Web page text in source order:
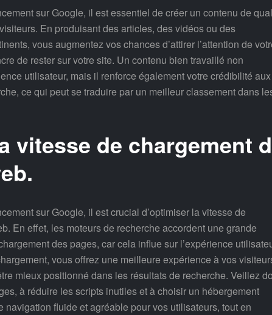
sur Google, il est essentiel de créer un contenu de
En produisant des articles, des vidéos ou des
vous augmentez vos chances d’attirer l’attention de
de rester sur votre site. Un contenu bien travaillé non
utilisateur, mais il renforce également votre crédibilité aux
ce qui peut se traduire par un meilleur classement dans
vitesse de chargement
sur Google, il est crucial d’optimiser la vitesse de
En effet, les moteurs de recherche accordent une grande
des pages, car cela influe sur l’expérience
vous offrez une meilleure expérience à vos
mieux positionné dans les résultats de recherche. Veillez
à réduire les scripts inutiles et à choisir un hébergement
navigation fluide et agréable pour vos utilisateurs, tout en